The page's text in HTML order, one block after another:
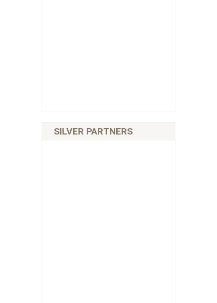
SILVER PARTNERS